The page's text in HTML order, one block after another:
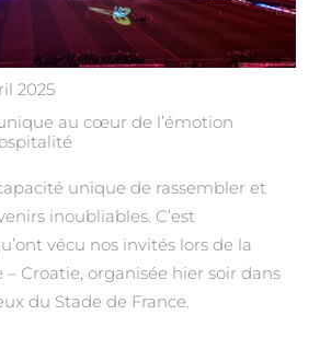
2025
au cœur de l’émotion
unique de rassembler et
inoubliables. C’est
vécu nos invités lors de la
– Croatie, organisée hier soir dans
du Stade de France.